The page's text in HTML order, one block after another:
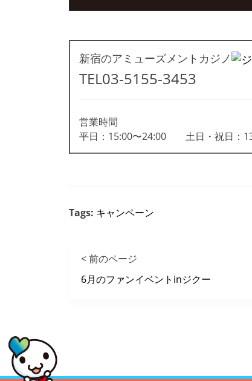
新宿のアミューズメントカジノ
TEL03-5155-3453
営業時間
平日：15:00〜24:00 土日・祝日：
Tags: キャンペーン
< 前のページ
6月のファンイベントinジクー